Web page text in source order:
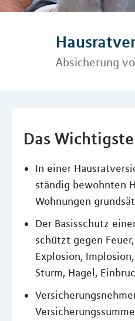
Absicherung
Das
In einer
ständig bewohnten
Wohnungen
Der Basisschutz
schützt gegen
Explosion,
Sturm, Hagel,